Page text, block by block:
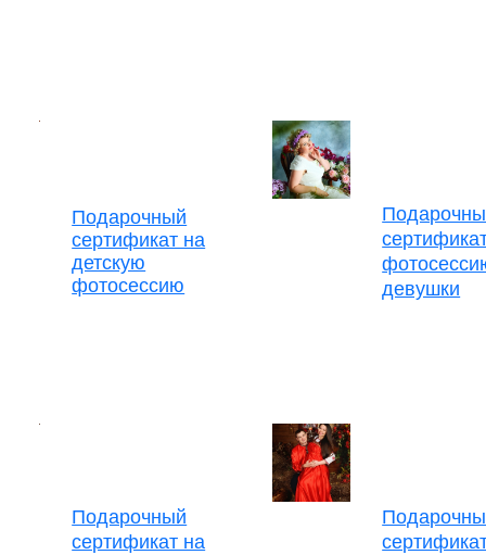
Подарочный
сертификат на
детскую
фотосессию
девушки
Подарочный
сертификат на